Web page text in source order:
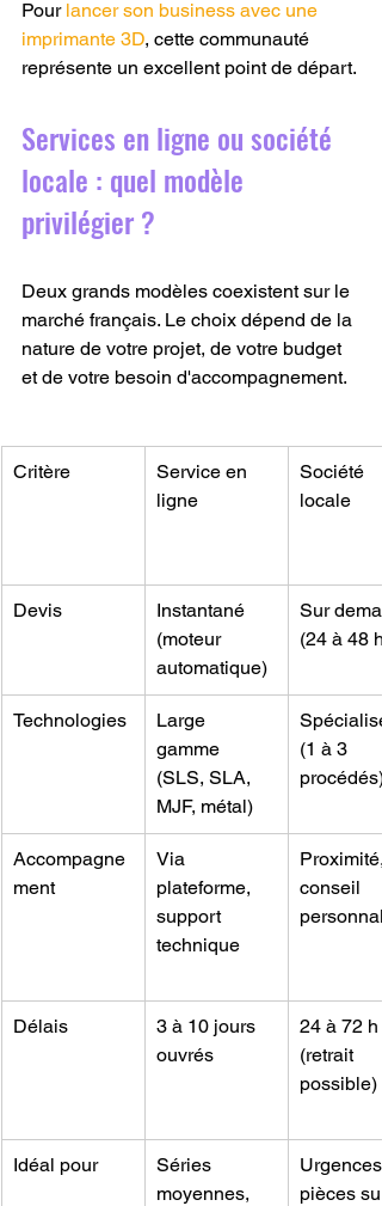
Pour lancer son business avec une
imprimante 3D, cette communauté
représente un excellent point de départ.
Services en ligne ou société
locale : quel modèle
privilégier ?
Deux grands modèles coexistent sur le
marché français. Le choix dépend de la
nature de votre projet, de votre budget
et de votre besoin d'accompagnement.
Critère
Service en
ligne
Société
locale
Devis
Instantané
(moteur
automatique)
Sur
(24 à 48 h)
Technologies
Large
gamme
(SLS, SLA,
MJF, métal)
(1 à 3
procédés)
Accompagne
ment
Via
plateforme,
support
technique
Proximité,
conseil
Délais
3 à 10 jours
ouvrés
24 à 72 h
(retrait
possible)
Idéal pour
Séries
moyennes,
Urgences,
pièces sur